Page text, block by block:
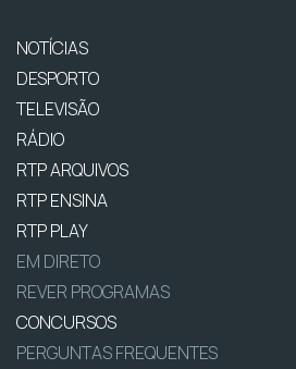
NOTÍCIAS
DESPORTO
TELEVISÃO
RÁDIO
RTP ARQUIVOS
RTP ENSINA
RTP PLAY
EM DIRETO
REVER PROGRAMAS
CONCURSOS
PERGUNTAS FREQUENTES